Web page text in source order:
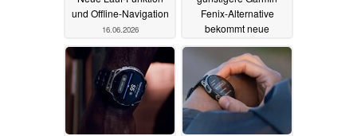
und Offline-Navigation
16.06.2026
Fenix-Alternative
bekommt neue
07.06.2026